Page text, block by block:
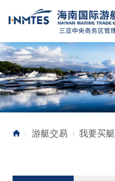
| 游艇交易 | 我要买艇